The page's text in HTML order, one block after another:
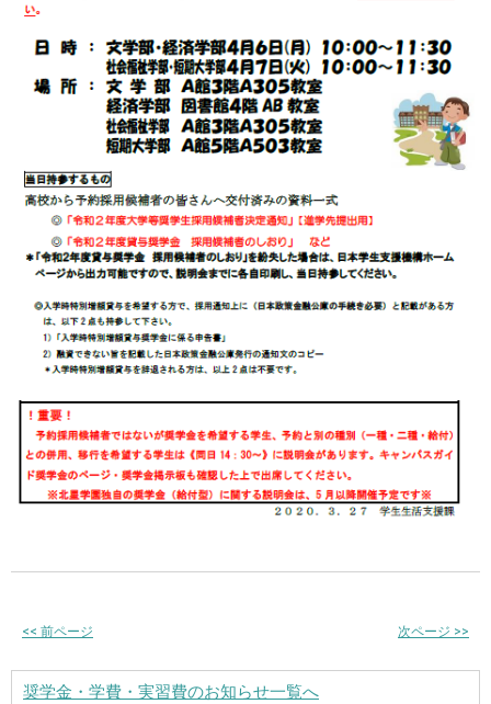
<< 前ページ 次ページ >>
奨学金・学費・実習費のお知らせ一覧へ